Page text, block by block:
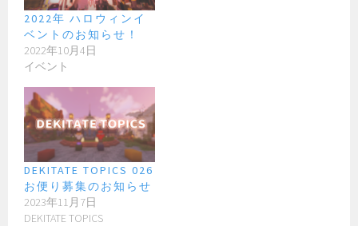
2022年 ハロウィンイ
ベントのお知らせ！
2022年10月4日
イベント
DEKITATE TOPICS 026
お便り募集のお知らせ
2023年11月7日
DEKITATE TOPICS